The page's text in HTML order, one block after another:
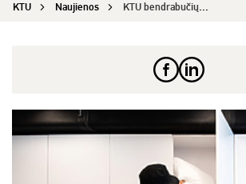
e
KTU Naujienos KTU bendrabučių iniciatyva padeda mažinti aplink...